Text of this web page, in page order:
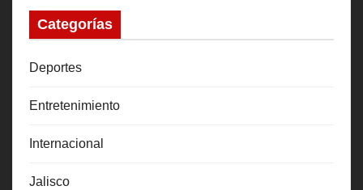
Categorías
Deportes
Entretenimiento
Internacional
Jalisco